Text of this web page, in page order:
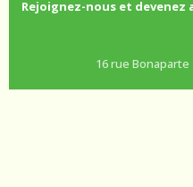
Rejoignez-nous et devenez
16 rue Bonaparte